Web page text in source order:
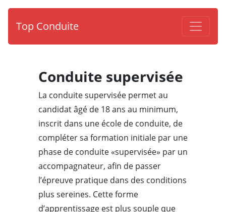
Top Conduite
Conduite supervisée
La conduite supervisée permet au
candidat âgé de 18 ans au minimum,
inscrit dans une école de conduite, de
compléter sa formation initiale par une
phase de conduite «supervisée» par un
accompagnateur, afin de passer
l’épreuve pratique dans des conditions
plus sereines. Cette forme
d’apprentissage est plus souple que